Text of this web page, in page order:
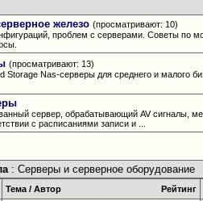
железо (просматривают: 10)
проблем с серверами. Советы по
(просматривают: 13)
Storage Nas-серверы для среднего и малого
сервер, обрабатывающий AV сигналы,
с расписаниями записи и ...
: Серверы и серверное оборудование
Рейтинг
Тема/ Автор